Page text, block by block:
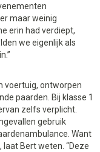
maar weinig
erin had verdiept,
we eigenlijk als
voertuig, ontworpen
paarden. Bij klasse 1
zelfs verplicht.
gebruik
Want
Bert weten. “Deze